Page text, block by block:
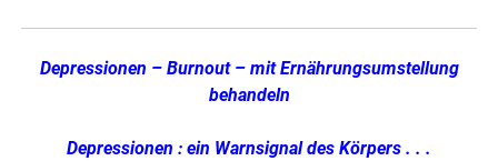
Depressionen – Burnout – mit Ernährungsumstellung
behandeln
Depressionen : ein Warnsignal des Körpers . . .